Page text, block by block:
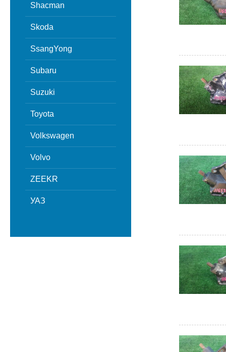
Shacman
Skoda
SsangYong
Subaru
Suzuki
Toyota
Volkswagen
Volvo
ZEEKR
УАЗ